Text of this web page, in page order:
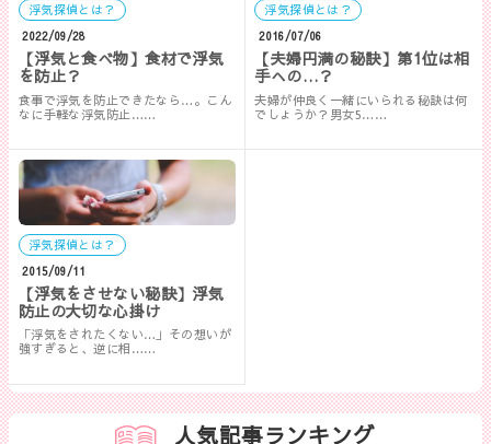
浮気探偵とは？
2022/09/28
【浮気と食べ物】食材で浮気
を防止？
食事で浮気を防止できたなら…。こん
なに手軽な浮気防止……
浮気探偵とは？
2016/07/06
【夫婦円満の秘訣】第1位は相
手への…？
夫婦が仲良く一緒にいられる秘訣は何
でしょうか？男女5……
浮気探偵とは？
2015/09/11
【浮気をさせない秘訣】浮気
防止の大切な心掛け
「浮気をされたくない…」その想いが
強すぎると、逆に相……
人気記事ランキング